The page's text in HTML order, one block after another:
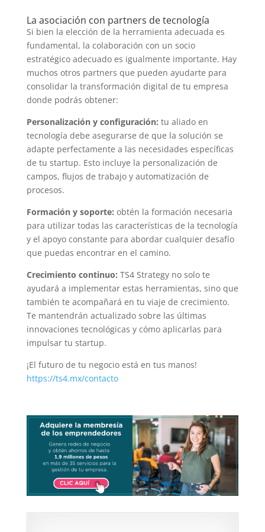
La asociación con partners de tecnología
Si bien la elección de la herramienta adecuada es
fundamental, la colaboración con un socio
estratégico adecuado es igualmente importante. Hay
muchos otros partners que pueden ayudarte para
consolidar la transformación digital de tu empresa
donde podrás obtener:
Personalización y configuración: tu aliado en
tecnología debe asegurarse de que la solución se
adapte perfectamente a las necesidades específicas
de tu startup. Esto incluye la personalización de
campos, flujos de trabajo y automatización de
procesos.
Formación y soporte: obtén la formación necesaria
para utilizar todas las características de la tecnología
y el apoyo constante para abordar cualquier desafío
que puedas encontrar en el camino.
Crecimiento continuo: TS4 Strategy no solo te
ayudará a implementar estas herramientas, sino que
también te acompañará en tu viaje de crecimiento.
Te mantendrán actualizado sobre las últimas
innovaciones tecnológicas y cómo aplicarlas para
impulsar tu startup.
¡El futuro de tu negocio está en tus manos!
https://ts4.mx/contacto